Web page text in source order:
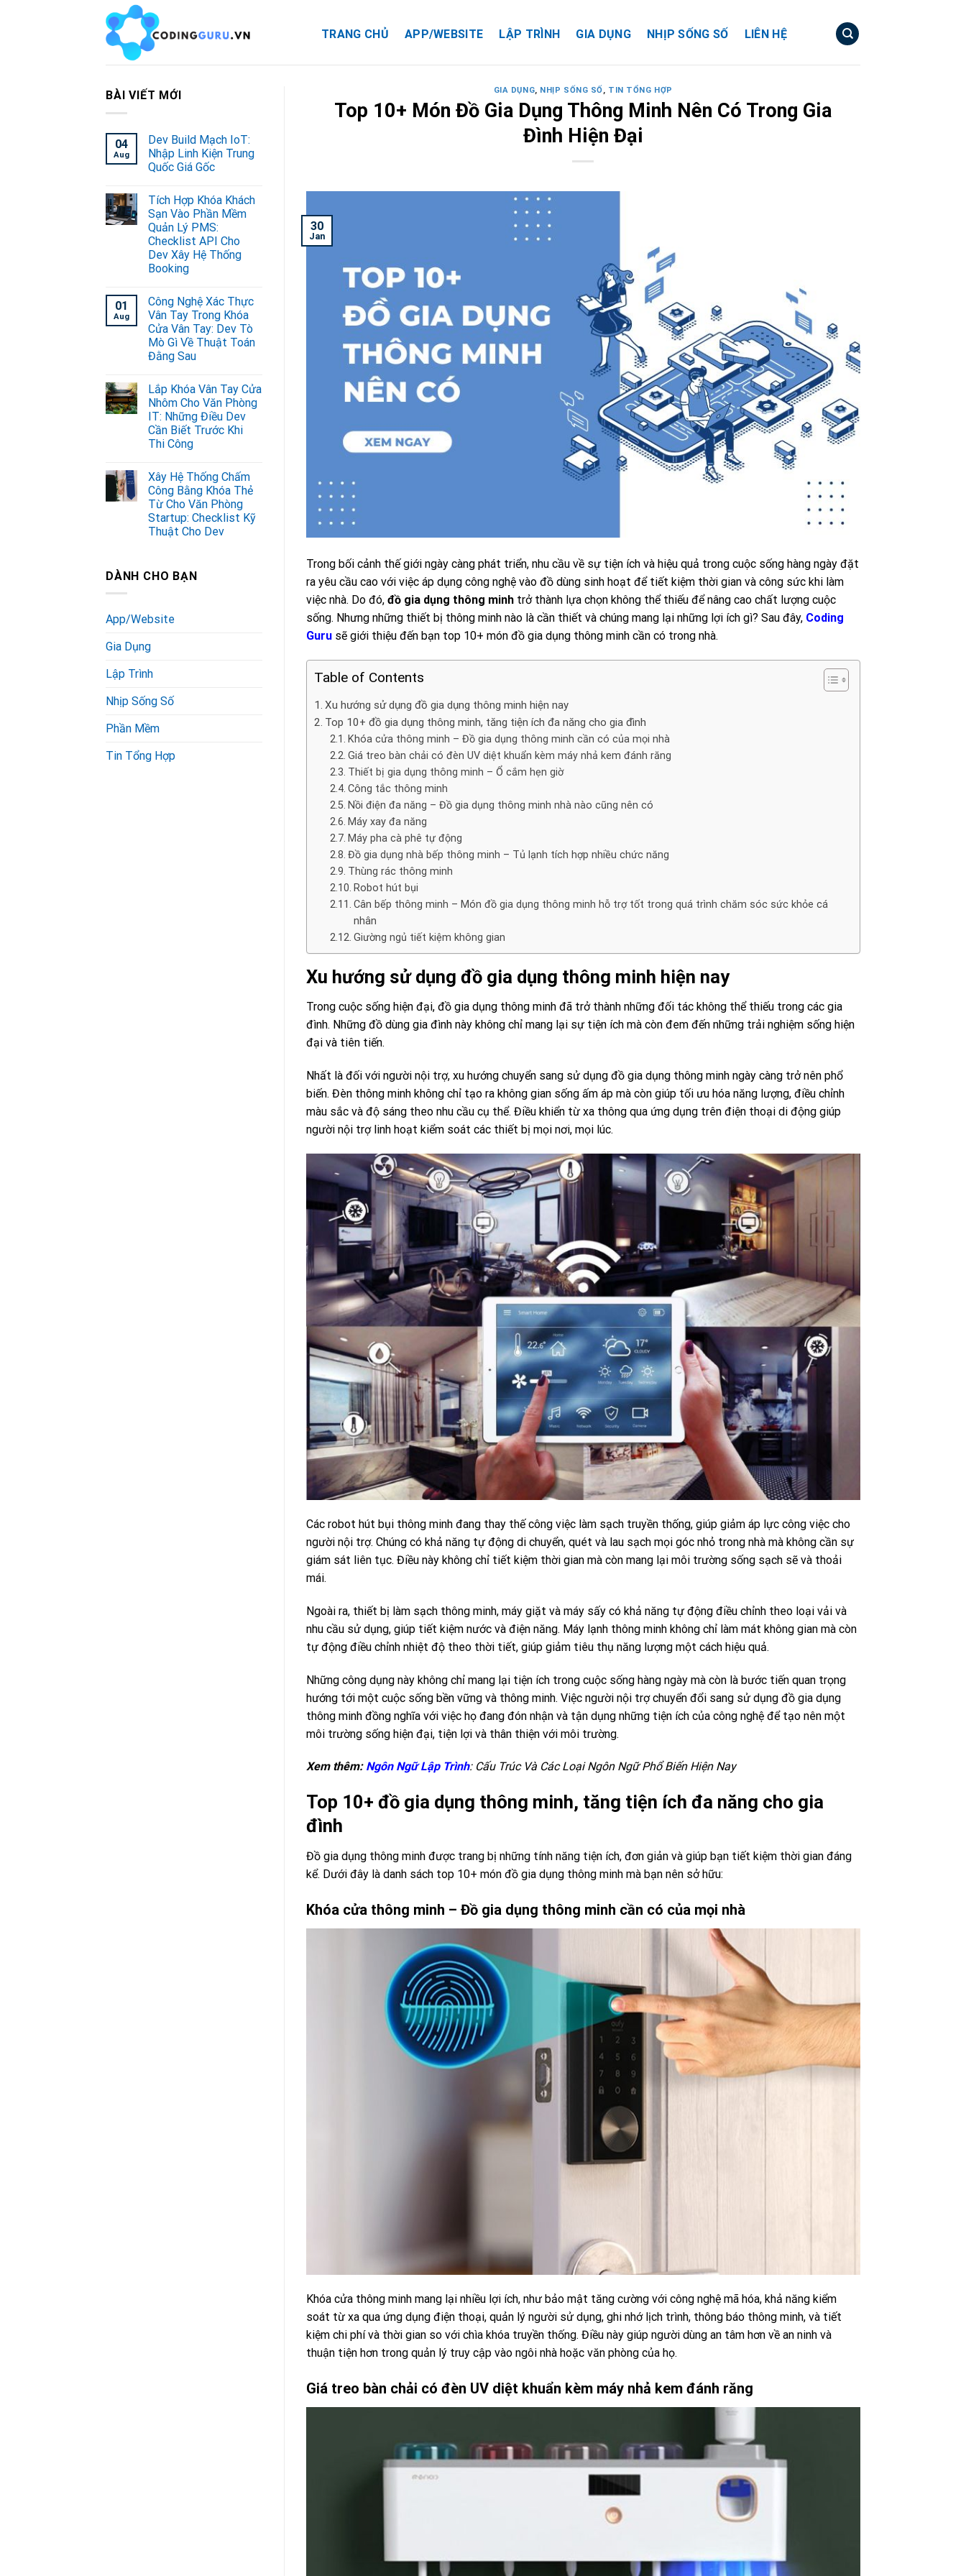
TRANG CHỦ APP/WEBSITE LẬP TRÌNH GIA DỤNG NHỊP SỐNG SỐ LIÊN HỆ
BÀI VIẾT MỚI
04
Aug
Dev Build Mạch IoT:
Nhập Linh Kiện Trung
Quốc Giá Gốc
Tích Hợp Khóa Khách
Sạn Vào Phần Mềm
Quản Lý PMS:
Checklist API Cho
Dev Xây Hệ Thống
Booking
01
Aug
Công Nghệ Xác Thực
Vân Tay Trong Khóa
Cửa Vân Tay: Dev Tò
Mò Gì Về Thuật Toán
Đằng Sau
Lắp Khóa Vân Tay Cửa
Nhôm Cho Văn Phòng
IT: Những Điều Dev
Cần Biết Trước Khi
Thi Công
Xây Hệ Thống Chấm
Công Bằng Khóa Thẻ
Từ Cho Văn Phòng
Startup: Checklist Kỹ
Thuật Cho Dev
DÀNH CHO BẠN
App/Website
Gia Dụng
Lập Trình
Nhịp Sống Số
Phần Mềm
Tin Tổng Hợp
GIA DỤNG, NHỊP SỐNG SỐ, TIN TỔNG HỢP
Top 10+ Món Đồ Gia Dụng Thông Minh Nên Có Trong Gia
Đình Hiện Đại
30
Jan
Trong bối cảnh thế giới ngày càng phát triển, nhu cầu về sự tiện ích và hiệu quả trong cuộc sống hàng ngày đặt
ra yêu cầu cao với việc áp dụng công nghệ vào đồ dùng sinh hoạt để tiết kiệm thời gian và công sức khi làm
việc nhà. Do đó, đồ gia dụng thông minhtrở thành lựa chọn không thể thiếu để nâng cao chất lượng cuộc
sống. Nhưng những thiết bị thông minh nào là cần thiết và chúng mang lại những lợi ích gì? Sau đây, Coding
Gurusẽ giới thiệu đến bạn top 10+ món đồ gia dụng thông minh cần có trong nhà.
Table of Contents
Xu hướng sử dụng đồ gia dụng thông minh hiện nay
Top 10+ đồ gia dụng thông minh, tăng tiện ích đa năng cho gia đình
Khóa cửa thông minh – Đồ gia dụng thông minh cần có của mọi nhà
Giá treo bàn chải có đèn UV diệt khuẩn kèm máy nhả kem đánh răng
Thiết bị gia dụng thông minh – Ổ cắm hẹn giờ
Công tắc thông minh
Nồi điện đa năng – Đồ gia dụng thông minh nhà nào cũng nên có
Máy xay đa năng
Máy pha cà phê tự động
Đồ gia dụng nhà bếp thông minh – Tủ lạnh tích hợp nhiều chức năng
Thùng rác thông minh
Robot hút bụi
Cân bếp thông minh – Món đồ gia dụng thông minh hỗ trợ tốt trong quá trình chăm sóc sức khỏe cá
nhân
Giường ngủ tiết kiệm không gian
Xu hướng sử dụng đồ gia dụng thông minh hiện nay
Trong cuộc sống hiện đại, đồ gia dụng thông minh đã trở thành những đối tác không thể thiếu trong các gia
đình. Những đồ dùng gia đình này không chỉ mang lại sự tiện ích mà còn đem đến những trải nghiệm sống hiện
đại và tiên tiến.
Nhất là đối với người nội trợ, xu hướng chuyển sang sử dụng đồ gia dụng thông minh ngày càng trở nên phổ
biến. Đèn thông minh không chỉ tạo ra không gian sống ấm áp mà còn giúp tối ưu hóa năng lượng, điều chỉnh
màu sắc và độ sáng theo nhu cầu cụ thể. Điều khiển từ xa thông qua ứng dụng trên điện thoại di động giúp
người nội trợ linh hoạt kiểm soát các thiết bị mọi nơi, mọi lúc.
Các robot hút bụi thông minh đang thay thế công việc làm sạch truyền thống, giúp giảm áp lực công việc cho
người nội trợ. Chúng có khả năng tự động di chuyển, quét và lau sạch mọi góc nhỏ trong nhà mà không cần sự
giám sát liên tục. Điều này không chỉ tiết kiệm thời gian mà còn mang lại môi trường sống sạch sẽ và thoải
mái.
Ngoài ra, thiết bị làm sạch thông minh, máy giặt và máy sấy có khả năng tự động điều chỉnh theo loại vải và
nhu cầu sử dụng, giúp tiết kiệm nước và điện năng. Máy lạnh thông minh không chỉ làm mát không gian mà còn
tự động điều chỉnh nhiệt độ theo thời tiết, giúp giảm tiêu thụ năng lượng một cách hiệu quả.
Những công dụng này không chỉ mang lại tiện ích trong cuộc sống hàng ngày mà còn là bước tiến quan trọng
hướng tới một cuộc sống bền vững và thông minh. Việc người nội trợ chuyển đổi sang sử dụng đồ gia dụng
thông minh đồng nghĩa với việc họ đang đón nhận và tận dụng những tiện ích của công nghệ để tạo nên một
môi trường sống hiện đại, tiện lợi và thân thiện với môi trường.
Xem thêm: Ngôn Ngữ Lập Trình: Cấu Trúc Và Các Loại Ngôn Ngữ Phổ Biến Hiện Nay
Top 10+ đồ gia dụng thông minh, tăng tiện ích đa năng cho gia
đình
Đồ gia dụng thông minh được trang bị những tính năng tiện ích, đơn giản và giúp bạn tiết kiệm thời gian đáng
kể. Dưới đây là danh sách top 10+ món đồ gia dụng thông minh mà bạn nên sở hữu:
Khóa cửa thông minh – Đồ gia dụng thông minh cần có của mọi nhà
Khóa cửa thông minh mang lại nhiều lợi ích, như bảo mật tăng cường với công nghệ mã hóa, khả năng kiểm
soát từ xa qua ứng dụng điện thoại, quản lý người sử dụng, ghi nhớ lịch trình, thông báo thông minh, và tiết
kiệm chi phí và thời gian so với chìa khóa truyền thống. Điều này giúp người dùng an tâm hơn về an ninh và
thuận tiện hơn trong quản lý truy cập vào ngôi nhà hoặc văn phòng của họ.
Giá treo bàn chải có đèn UV diệt khuẩn kèm máy nhả kem đánh răng